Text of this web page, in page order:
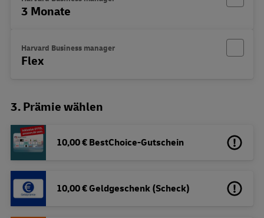
3 Monate
Harvard Business manager
Flex
3. Prämie wählen
10,00 € BestChoice-Gutschein
10,00 € Geldgeschenk (Scheck)